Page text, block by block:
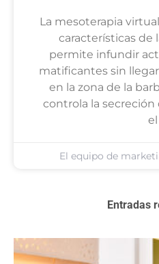
La mesoterapia
características de
permite infundir
matificantes sin
en la zona de la
controla la
el
El equipo de
Entradas